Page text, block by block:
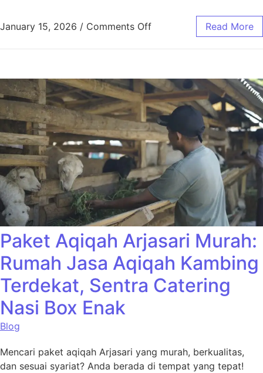
January 15, 2026 / Comments Off Read More
Paket Aqiqah Arjasari Murah:
Rumah Jasa Aqiqah Kambing
Terdekat, Sentra Catering
Nasi Box Enak
Blog
Mencari paket aqiqah Arjasari yang murah, berkualitas,
dan sesuai syariat? Anda berada di tempat yang tepat!